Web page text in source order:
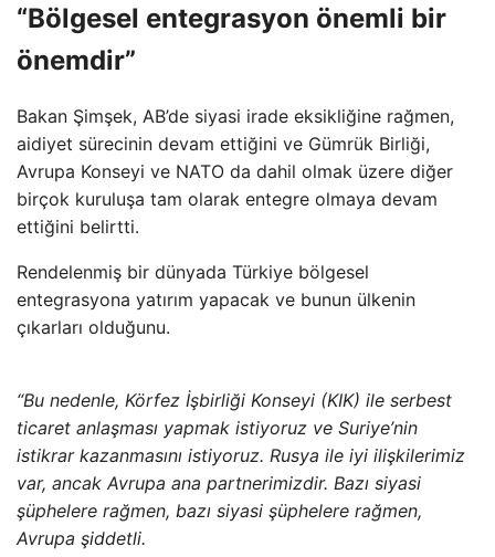
“Bölgesel entegrasyon önemli bir
önemdir”
Bakan Şimşek, AB’de siyasi irade eksikliğine rağmen,
aidiyet sürecinin devam ettiğini ve Gümrük Birliği,
Avrupa Konseyi ve NATO da dahil olmak üzere diğer
birçok kuruluşa tam olarak entegre olmaya devam
ettiğini belirtti.
Rendelenmiş bir dünyada Türkiye bölgesel
entegrasyona yatırım yapacak ve bunun ülkenin
çıkarları olduğunu.
“Bu nedenle, Körfez İşbirliği Konseyi (KIK) ile serbest
ticaret anlaşması yapmak istiyoruz ve Suriye’nin
istikrar kazanmasını istiyoruz. Rusya ile iyi ilişkilerimiz
var, ancak Avrupa ana partnerimizdir. Bazı siyasi
şüphelere rağmen, bazı siyasi şüphelere rağmen,
Avrupa şiddetli.